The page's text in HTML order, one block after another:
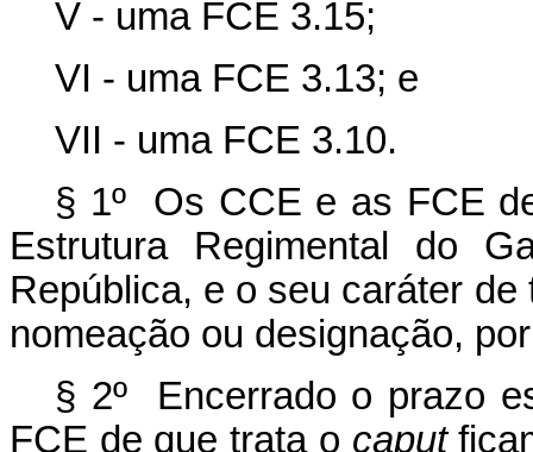
V - uma FCE 3.15;
VI - uma FCE 3.13; e
VII - uma FCE 3.10.
§ 1º Os CCE e as FCE
Estrutura Regimental do
República, e o seu caráter
nomeação ou designação,
§ 2º Encerrado o prazo
FCE de que trata o caput